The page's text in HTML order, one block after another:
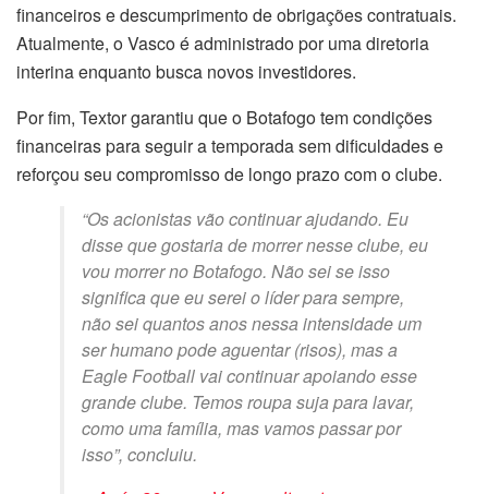
financeiros e descumprimento de obrigações contratuais.
Atualmente, o Vasco é administrado por uma diretoria
interina enquanto busca novos investidores.
Por fim, Textor garantiu que o Botafogo tem condições
financeiras para seguir a temporada sem dificuldades e
reforçou seu compromisso de longo prazo com o clube.
“Os acionistas vão continuar ajudando. Eu
disse que gostaria de morrer nesse clube, eu
vou morrer no Botafogo. Não sei se isso
significa que eu serei o líder para sempre,
não sei quantos anos nessa intensidade um
ser humano pode aguentar (risos), mas a
Eagle Football vai continuar apoiando esse
grande clube. Temos roupa suja para lavar,
como uma família, mas vamos passar por
isso”, concluiu.